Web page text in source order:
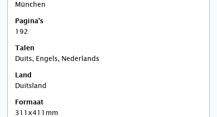
München
Pagina's
192
Talen
Duits, Engels, Nederlands
Land
Duitsland
Formaat
311x411mm